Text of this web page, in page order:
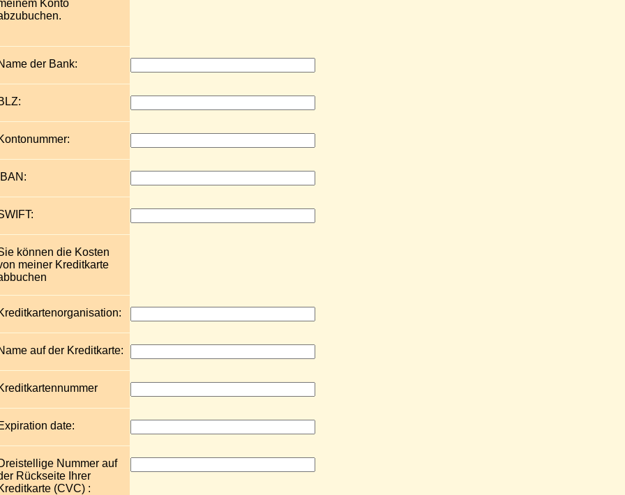
Konto
der Bank:
IBAN:
können die Kosten
meiner Kreditkarte
auf der Kreditkarte:
date:
Nummer auf
Rückseite Ihrer
(CVC) :